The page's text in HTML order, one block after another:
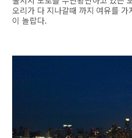
오리가 다 지나갈때 까지 여유를
이 놀랍다.